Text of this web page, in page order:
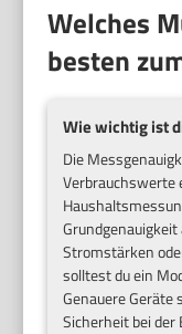
Welches
besten
Wie wichtig ist
Die
Verbrauchswerte
Stromstärken
solltest du ein
Genauere
Sicherheit bei